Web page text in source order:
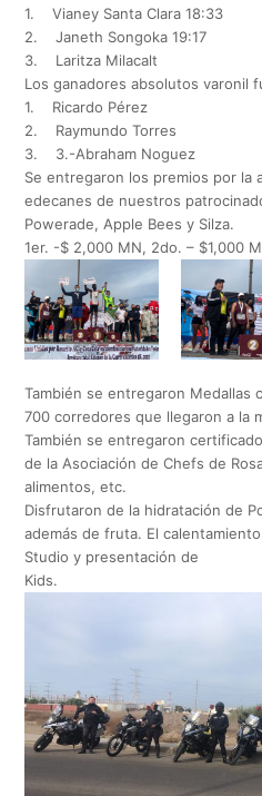
1. Vianey Santa Clara 18:33
2. Janeth Songoka 19:17
3. Laritza Milacalt
Los ganadores absolutos varonil
1. Ricardo Pérez
2. Raymundo Torres
3. 3.-Abraham Noguez
Se entregaron los premios por la
edecanes de nuestros
Powerade, Apple Bees y Silza.
1er. -$ 2,000 MN, 2do. – $1,000
También se entregaron Medallas
700 corredores que llegaron a la
También se entregaron
de la Asociación de Chefs de
alimentos, etc.
Disfrutaron de la hidratación de
además de fruta. El
Studio y presentación de
Kids.